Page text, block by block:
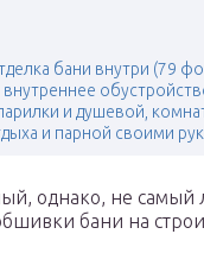
бани внутри (79
внутреннее
и душевой,
и парной своими
однако, не самый
бани на